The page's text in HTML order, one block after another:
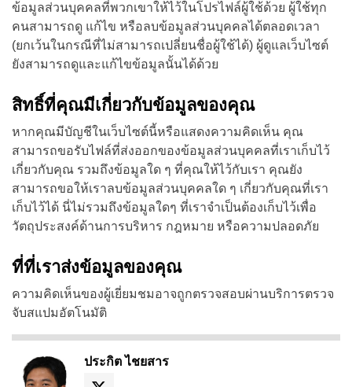
ข้อมูลส่วนบุคคลที่พวกเขาให้ไว้ในโปรไฟล์ผู้ใช้ด้วย ผู้ใช้ทุก
คนสามารถดู แก้ไข หรือลบข้อมูลส่วนบุคคลได้ตลอดเวลา
(ยกเว้นในกรณีที่ไม่สามารถเปลี่ยนชื่อผู้ใช้ได้) ผู้ดูแลเว็บไซต์
ยังสามารถดูและแก้ไขข้อมูลนั้นได้ด้วย
สิทธิ์ที่คุณมีเกี่ยวกับข้อมูลของคุณ
หากคุณมีบัญชีในเว็บไซต์นี้หรือแสดงความคิดเห็น คุณ
สามารถขอรับไฟล์ที่ส่งออกของข้อมูลส่วนบุคคลที่เราเก็บไว้
เกี่ยวกับคุณ รวมถึงข้อมูลใด ๆ ที่คุณให้ไว้กับเรา คุณยัง
สามารถขอให้เราลบข้อมูลส่วนบุคคลใด ๆ เกี่ยวกับคุณที่เรา
เก็บไว้ได้ นี่ไม่รวมถึงข้อมูลใดๆ ที่เราจำเป็นต้องเก็บไว้เพื่อ
วัตถุประสงค์ด้านการบริหาร กฎหมาย หรือความปลอดภัย
ที่ที่เราส่งข้อมูลของคุณ
ความคิดเห็นของผู้เยี่ยมชมอาจถูกตรวจสอบผ่านบริการตรวจ
จับสแปมอัตโนมัติ
ประกิต ไชยสาร